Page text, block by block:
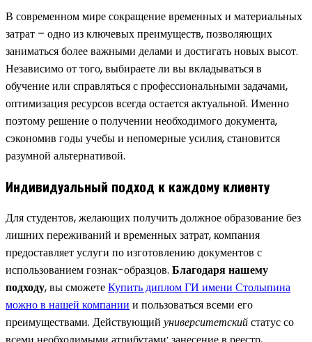
В современном мире сокращение временных и материальных
затрат – одно из ключевых преимуществ, позволяющих
заниматься более важными делами и достигать новых высот.
Независимо от того, выбираете ли вы вкладываться в
обучение или справляться с профессиональными задачами,
оптимизация ресурсов всегда остается актуальной. Именно
поэтому решение о получении необходимого документа,
сэкономив годы учебы и непомерные усилия, становится
разумной альтернативой.
Индивидуальный подход к каждому клиенту
Для студентов, желающих получить должное образование без
лишних переживаний и временных затрат, компания
предоставляет услуги по изготовлению документов с
использованием гознак-образцов. Благодаря нашему
подходу, вы сможетеКупить диплом ГИ имени Столыпина
можно в нашей компании и пользоваться всеми его
преимуществами. Действующий университетскийстатус со